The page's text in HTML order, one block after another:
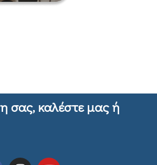
σας, καλέστε μας ή